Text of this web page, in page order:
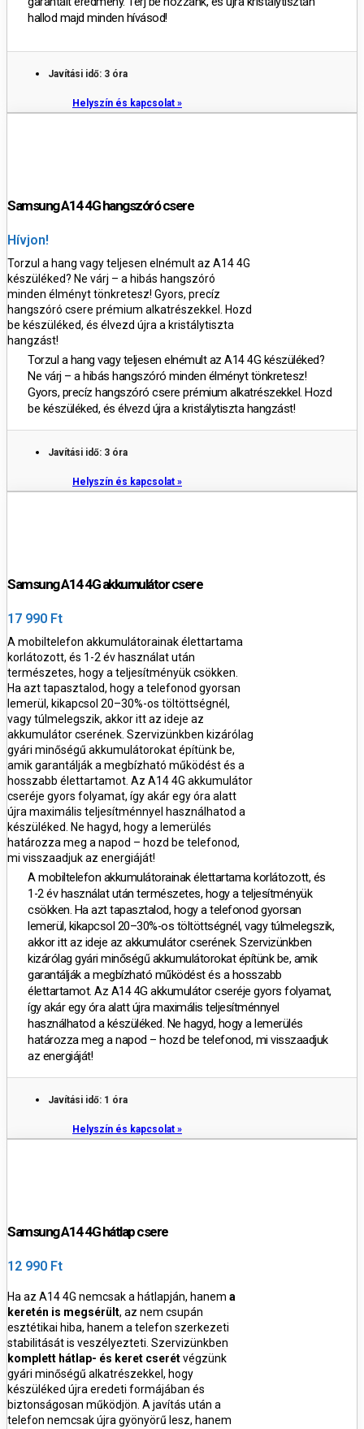
hallod majd minden hívásod!
Javítási idő: 3 óra
Helyszín és kapcsolat »
Samsung A14 4G hangszóró csere
Hívjon!
Torzul a hang vagy teljesen elnémult az A14 4G
készüléked? Ne várj – a hibás hangszóró
minden élményt tönkretesz! Gyors, precíz
hangszóró csere prémium alkatrészekkel. Hozd
be készüléked, és élvezd újra a kristálytiszta
hangzást!
Torzul a hang vagy teljesen elnémult az A14 4G készüléked?
Ne várj – a hibás hangszóró minden élményt tönkretesz!
Gyors, precíz hangszóró csere prémium alkatrészekkel. Hozd
be készüléked, és élvezd újra a kristálytiszta hangzást!
Javítási idő: 3 óra
Helyszín és kapcsolat »
Samsung A14 4G akkumulátor csere
17 990 Ft
A mobiltelefon akkumulátorainak élettartama
korlátozott, és 1-2 év használat után
természetes, hogy a teljesítményük csökken.
Ha azt tapasztalod, hogy a telefonod gyorsan
lemerül, kikapcsol 20–30%-os töltöttségnél,
vagy túlmelegszik, akkor itt az ideje az
akkumulátor cserének. Szervizünkben kizárólag
gyári minőségű akkumulátorokat építünk be,
amik garantálják a megbízható működést és a
hosszabb élettartamot. Az A14 4G akkumulátor
cseréje gyors folyamat, így akár egy óra alatt
újra maximális teljesítménnyel használhatod a
készüléked.
Ne hagyd, hogy a lemerülés
határozza meg a napod – hozd be telefonod,
mi visszaadjuk az energiáját!
A mobiltelefon akkumulátorainak élettartama korlátozott, és
1-2 év használat után természetes, hogy a teljesítményük
csökken. Ha azt tapasztalod, hogy a telefonod gyorsan
lemerül, kikapcsol 20–30%-os töltöttségnél, vagy túlmelegszik,
akkor itt az ideje az akkumulátor cserének. Szervizünkben
kizárólag gyári minőségű akkumulátorokat építünk be, amik
garantálják a megbízható működést és a hosszabb
élettartamot. Az A14 4G akkumulátor cseréje gyors folyamat,
így akár egy óra alatt újra maximális teljesítménnyel
használhatod a készüléked. Ne hagyd, hogy a lemerülés
határozza meg a napod – hozd be telefonod, mi visszaadjuk
az energiáját!
Javítási idő: 1 óra
Helyszín és kapcsolat »
Samsung A14 4G hátlap csere
12 990 Ft
Ha az A14 4G nemcsak a hátlapján, hanem a
keretén is megsérült, az nem csupán
esztétikai hiba, hanem a telefon szerkezeti
stabilitását is veszélyezteti. Szervizünkben
komplett hátlap- és keret cserétvégzünk
gyári minőségű alkatrészekkel, hogy
készüléked újra eredeti formájában és
biztonságosan működjön. A javítás után a
telefon nemcsak újra gyönyörű lesz, hanem